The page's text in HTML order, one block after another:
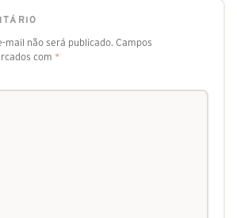
mail não será publicado. Campos
com *